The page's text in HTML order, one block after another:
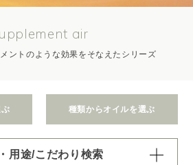
air
ントのような効果をそなえたシリーズ
種類からオイルを選ぶ
用途/こだわり検索